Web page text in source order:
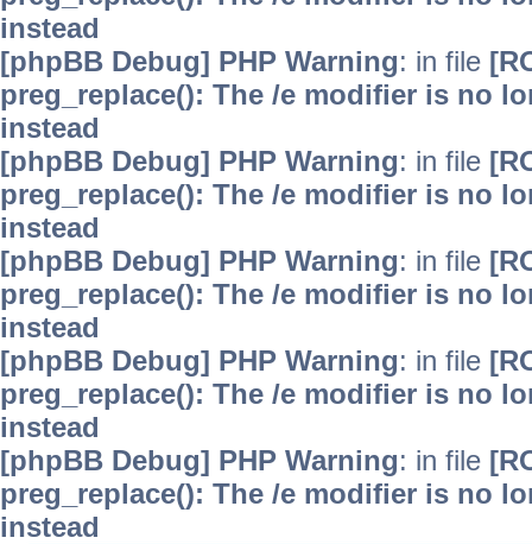
instead
[phpBB Debug] PHP Warning: in file
preg_replace(): The /e modifier is no
instead
[phpBB Debug] PHP Warning: in file
preg_replace(): The /e modifier is no
instead
[phpBB Debug] PHP Warning: in file
preg_replace(): The /e modifier is no
instead
[phpBB Debug] PHP Warning: in file
preg_replace(): The /e modifier is no
instead
[phpBB Debug] PHP Warning: in file
preg_replace(): The /e modifier is no
instead